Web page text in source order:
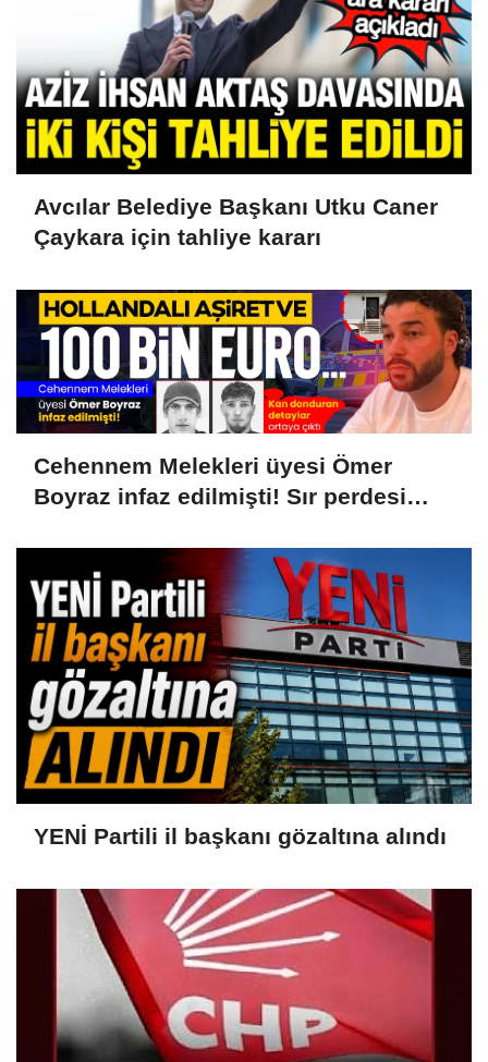
Avcılar Belediye Başkanı Utku Caner
Çaykara için tahliye kararı
Cehennem Melekleri üyesi Ömer
Boyraz infaz edilmişti! Sır perdesi
Euroluk kanlı infaz
YENİ Partili il başkanı gözaltına alındı